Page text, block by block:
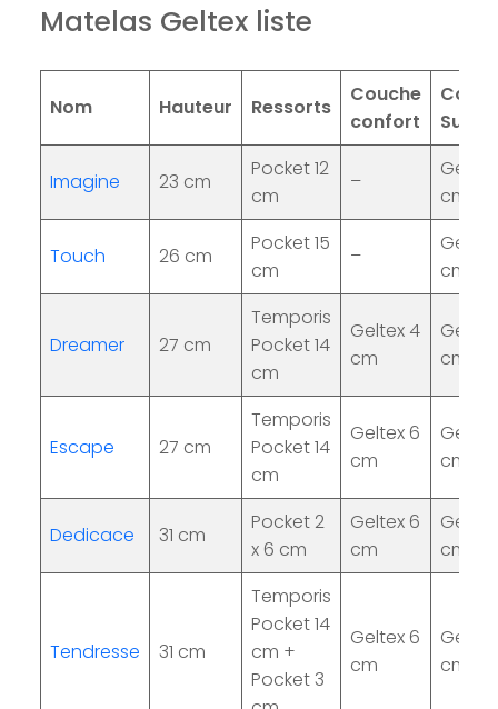
Matelas Geltex liste
Nom Hauteur Ressorts
Couche
confort
Imagine 23 cm
Pocket 12
cm
–
Geltex
cm
Touch 26 cm
Pocket 15
cm
–
Geltex
cm
Dreamer 27 cm
Temporis
Pocket 14
cm
Geltex 4
cm
cm
Escape 27 cm
Temporis
Pocket 14
cm
Geltex 6
cm
Geltex
cm
Dedicace 31 cm
Pocket 2
x 6 cm
Geltex 6
cm
cm
Tendresse 31 cm
Temporis
Pocket 14
cm +
Pocket 3
Geltex 6
cm
Geltex
cm